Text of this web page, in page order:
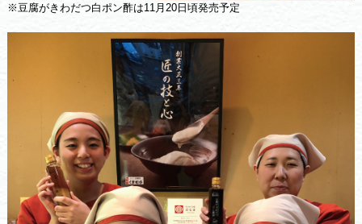
※豆腐がきわだつ白ポン酢は11月20日頃発売予定